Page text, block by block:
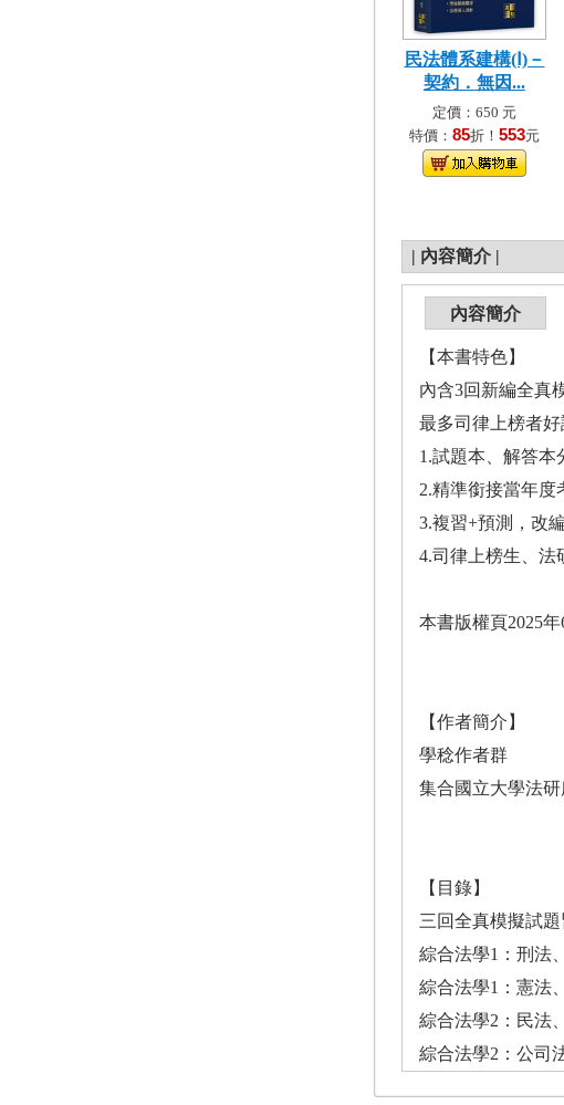
民法體系建構(Ⅰ)－
契約．無因...
定價：650 元
特價： 85折！ 553元
| 內容簡介 |
內容簡介
【本書特色】
內含3回新編全真
最多司律上榜者
1.試題本、解答
2.精準銜接當年
3.複習+預測，改
4.司律上榜生、
本書版權頁2025
【作者簡介】
學稔作者群
集合國立大學法
【目錄】
三回全真模擬試題
綜合法學1：刑法
綜合法學1：憲法
綜合法學2：民法
綜合法學2：公司